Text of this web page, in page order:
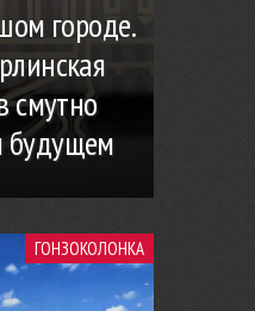
городе.
смутно
будущем
ГОНЗОКОЛОНКА